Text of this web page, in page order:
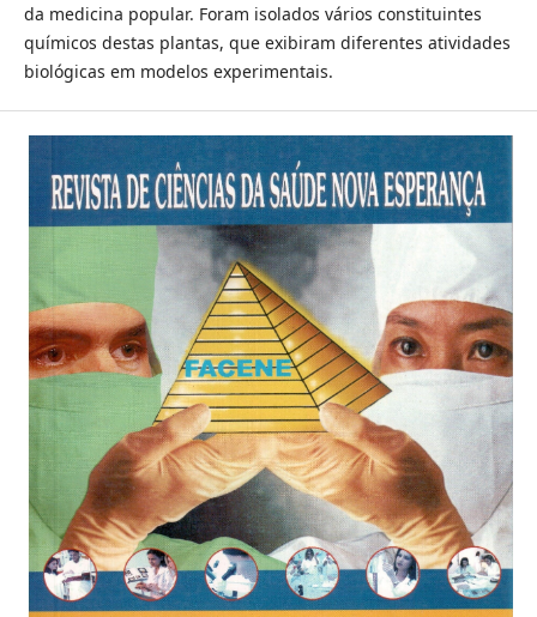
da medicina popular. Foram isolados vários constituintes
químicos destas plantas, que exibiram diferentes atividades
biológicas em modelos experimentais.